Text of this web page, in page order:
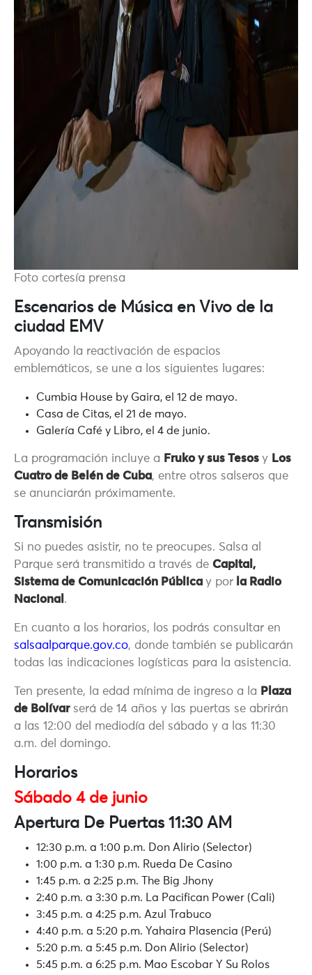
Foto cortesía prensa
Escenarios de Música en Vivo de la
ciudad EMV
Apoyando la reactivación de espacios
emblemáticos, se une a los siguientes lugares:
Cumbia House by Gaira, el 12 de mayo.
Casa de Citas, el 21 de mayo.
Galería Café y Libro, el 4 de junio.
La programación incluye a Fruko y sus Tesos y Los
Cuatro de Belén de Cuba, entre otros salseros que
se anunciarán próximamente.
Transmisión
Si no puedes asistir, no te preocupes. Salsa al
Parque será transmitido a través de Capital,
Sistema de Comunicación Pública y por la Radio
Nacional .
En cuanto a los horarios, los podrás consultar en
salsaalparque.gov.co, donde también se publicarán
todas las indicaciones logísticas para la asistencia.
Ten presente, la edad mínima de ingreso a la Plaza
de Bolívarserá de 14 años y las puertas se abrirán
a las 12:00 del mediodía del sábado y a las 11:30
a.m. del domingo.
Horarios
Sábado 4 de junio
Apertura De Puertas 11:30 AM
12:30 p.m. a 1:00 p.m. Don Alirio (Selector)
1:00 p.m. a 1:30 p.m. Rueda De Casino
1:45 p.m. a 2:25 p.m. The Big Jhony
2:40 p.m. a 3:30 p.m. La Pacifican Power (Cali)
3:45 p.m. a 4:25 p.m. Azul Trabuco
4:40 p.m. a 5:20 p.m. Yahaira Plasencia (Perú)
5:20 p.m. a 5:45 p.m. Don Alirio (Selector)
5:45 p.m. a 6:25 p.m. Mao Escobar Y Su Rolos